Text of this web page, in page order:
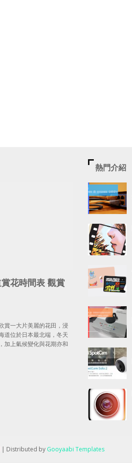
賞花時間表 觀賞
賞一大片美麗的花田，浸
道位於日本最北端，冬天
加上氣候變化與花期亦和
熱門介紹
| Distributed by Gooyaabi Templates